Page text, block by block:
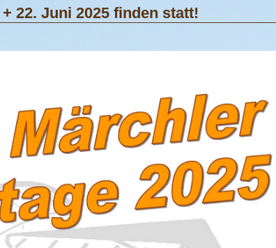
22. Juni 2025 finden statt!